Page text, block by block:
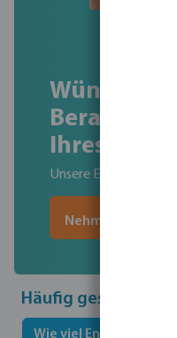
Wünschen
Beratung
Ihres Pools?
Unsere Experten
Nehmen Sie
Häufig gestellte
Wie viel Energie kann